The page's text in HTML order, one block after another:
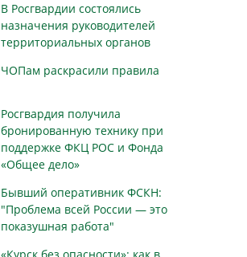
В Росгвардии состоялись
назначения руководителей
территориальных органов
ЧОПам раскрасили правила
Росгвардия получила
бронированную технику при
поддержке ФКЦ РОС и Фонда
«Общее дело»
Бывший оперативник ФСКН:
"Проблема всей России — это
показушная работа"